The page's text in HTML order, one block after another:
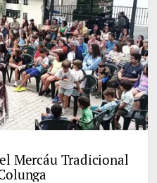
Mercáu Tradicional